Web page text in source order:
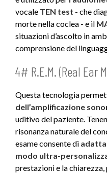
vocale TEN test - che
morte nella coclea - e il
situazioni d’ascolto in
comprensione del
4# R.E.M. (Real Ear
Questa tecnologia
dell’amplificazione
uditivo del paziente.
risonanza naturale del
esame consente di
modo ultra-
prestazioni e la chiarezza,